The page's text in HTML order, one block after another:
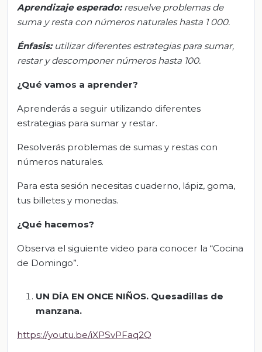
Aprendizaje esperado:resuelve problemas de
suma y resta con números naturales hasta 1 000.
Énfasis: utilizar diferentes estrategias para sumar,
restar y descomponer númeroshasta 100.
¿Qué vamos a aprender?
Aprenderás a seguir utilizando diferentes
estrategias para sumar y restar.
Resolverás problemas de sumas y restas con
números naturales.
Para esta sesión necesitas cuaderno, lápiz, goma,
tus billetes y monedas.
¿Qué hacemos?
Observa el siguiente video para conocer la “Cocina
de Domingo”.
UN DÍA EN ONCE NIÑOS. Quesadillas de
manzana.
https://youtu.be/iXPSvPFaq2Q